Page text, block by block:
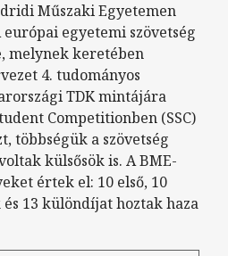
Műszaki Egyetemen
európai egyetemi szövetség
melynek keretében
4. tudományos
TDK mintájára
Competitionben (SSC)
többségük a szövetség
külsősök is. A BME-
értek el: 10 első, 10
13 különdíjat hoztak haza